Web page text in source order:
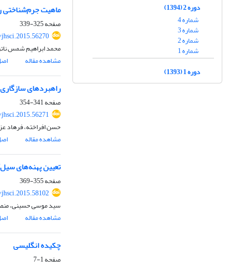
ماهیت جرم‌شناختی
صفحه325-339
محمد ابراهیم شمس
مشاهده مقاله
راهبردهای
صفحه341-354
حسن افراخته، فرهاد
مشاهده مقاله
تعیین پهنه‌های
صفحه355-369
سید موسی حسینی،
مشاهده مقاله
چکیده انگلیسی
صفحه1-7
دوره 2 (1394)
شماره 4
شماره 3
شماره 2
شماره 1
دوره 1 (1393)